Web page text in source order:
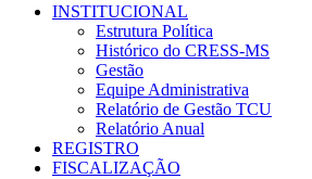
INSTITUCIONAL
Estrutura Política
Histórico do CRESS-MS
Gestão
Equipe Administrativa
Relatório de Gestão TCU
Relatório Anual
REGISTRO
FISCALIZAÇÃO